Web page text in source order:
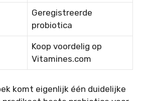
Geregistreerde
probiotica
Koop voordelig op
Vitamines.com
komt eigenlijk één duidelijke